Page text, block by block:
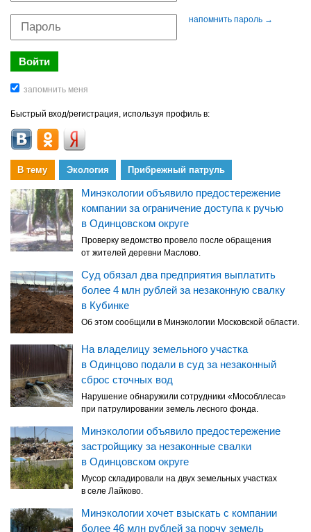
напомнить пароль →
Быстрый вход/регистрация, используя профиль в:
В тему Экология Прибрежный патруль
Минэкологии объявило предостережение
компании за ограничение доступа к ручью
в Одинцовском округе
Проверку ведомство провело после обращения
от жителей деревни Маслово.
Суд обязал два предприятия выплатить
более 4 млн рублей за незаконную свалку
в Кубинке
Об этом сообщили в Минэкологии Московской области.
На владелицу земельного участка
в Одинцово подали в суд за незаконный
сброс сточных вод
Нарушение обнаружили сотрудники «Мособллеса»
при патрулировании земель лесного фонда.
Минэкологии объявило предостережение
застройщику за незаконные свалки
в Одинцовском округе
Мусор складировали на двух земельных участках
в селе Лайково.
Минэкологии хочет взыскать с компании
более 46 млн рублей за порчу земель